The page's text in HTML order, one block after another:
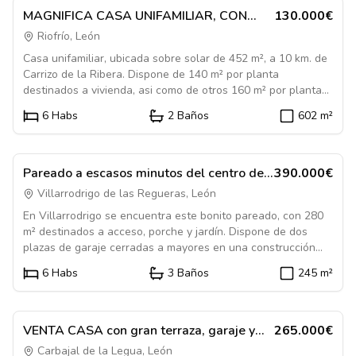
Casa En Venta
MAGNIFICA CASA UNIFAMILIAR, CON
PATIO
130.000€
Riofrío, León
Casa unifamiliar, ubicada sobre solar de 452 m², a 10 km. de
Carrizo de la Ribera. Dispone de 140 m² por planta
destinados a vivienda, asi como de otros 160 m² por planta
destinados a almacen. En el centro de la edificacion se
encuentra el patio, de una superficie aproximada de 150 m².
La vivienda se distribuye del siguiente modo: P 1ª - cocina de
gran tamaño, salon, dos dormitorios, baño, cuarto trastero, y
hueco bajo escalera. P 2ª - cuatro dormitorios, cuarto de
plancha, dos salones, aseo y cuarto trastero. En la planta
baja, y con acceso desde el patio, se ubica un almacen
donde esta la caldera y el deposito de gasoil de 1.000 l., asi
como un cuarto destinado en la actualidad a zona de lavado.
En la parte oeste de la edificacion, se ubican dos almacenes
con su respectiva bajo cubierta. La cubierta es de pizarra,
dispone de pozo artesiano en el patio, y la edificacion se
encuentra en un excelente estado de conservacion.
6 Habs 2 Baños 602 m²
Casa En Venta
Pareado a escasos minutos del centro de
León
390.000€
Villarrodrigo de las Regueras, León
En Villarrodrigo se encuentra este bonito pareado, con 280
m² destinados a acceso, porche y jardín. Dispone de dos
plazas de garaje cerradas a mayores en una construcción
ubicada en la misma urbanización, además de unas bonitas
zonas comunes ajardinadas y una piscina. La vivienda
dispone de la siguiente distribución: Planta baja: - Amplio
salón con chimenea, y acceso al jardín - Cocina con office -
Cuarto de baño - Bodega Entreplanta: - Habitación ideal
para crear un espacio de trabajo Primera planta: - 3
6 Habs 3 Baños 245 m²
Casa En Venta
VENTA CASA con gran terraza, garaje y
rentabilidad por local alquilado en
265.000€
Carbajal de la Legua, León